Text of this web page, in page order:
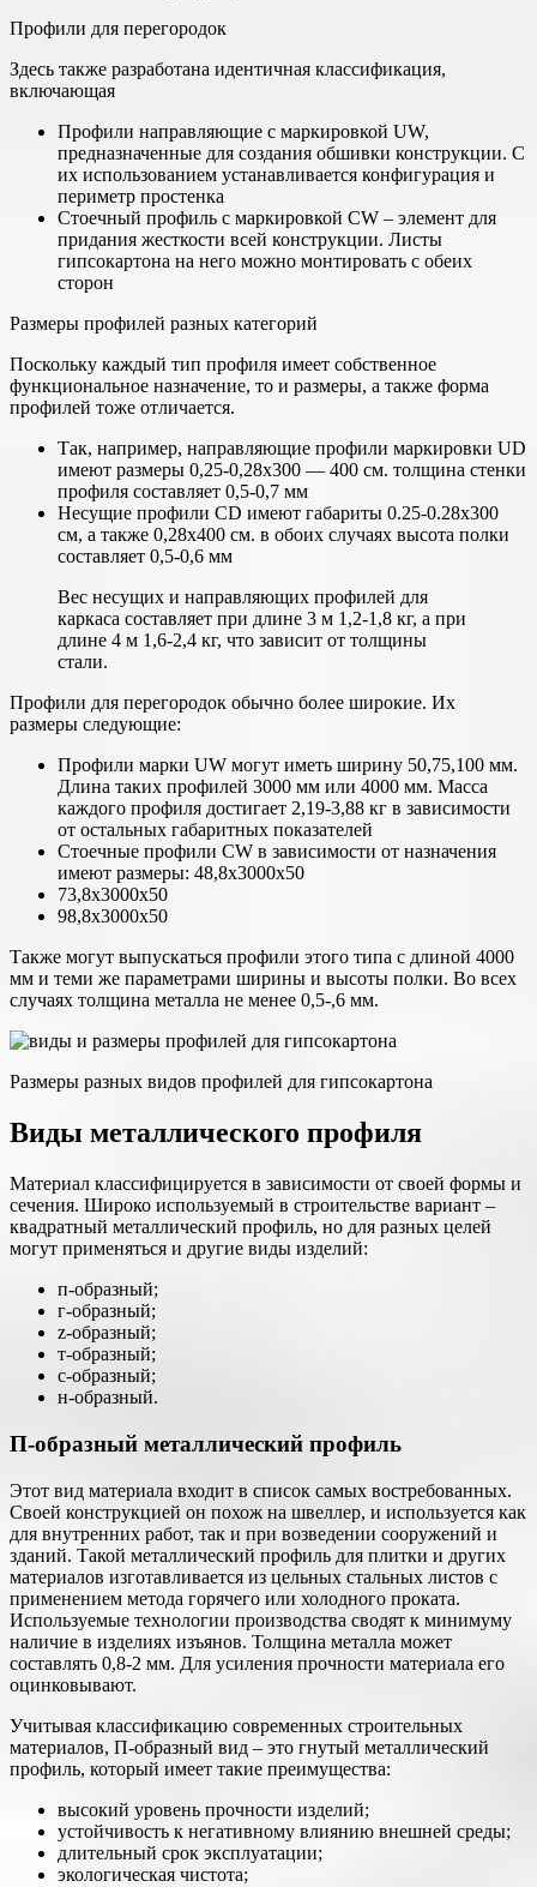
Профили для перегородок
Здесь также разработана идентичная классификация,
включающая
Профили направляющие с маркировкой UW,
предназначенные для создания обшивки конструкции. С
их использованием устанавливается конфигурация и
периметр простенка
Стоечный профиль с маркировкой CW – элемент для
придания жесткости всей конструкции. Листы
гипсокартона на него можно монтировать с обеих
сторон
Размеры профилей разных категорий
Поскольку каждый тип профиля имеет собственное
функциональное назначение, то и размеры, а также форма
профилей тоже отличается.
Так, например, направляющие профили маркировки UD
имеют размеры 0,25-0,28х300 — 400 см. толщина стенки
профиля составляет 0,5-0,7 мм
Несущие профили CD имеют габариты 0.25-0.28х300
см, а также 0,28х400 см. в обоих случаях высота полки
составляет 0,5-0,6 мм
Вес несущих и направляющих профилей для
каркаса составляет при длине 3 м 1,2-1,8 кг, а при
длине 4 м 1,6-2,4 кг, что зависит от толщины
стали.
Профили для перегородок обычно более широкие. Их
размеры следующие:
Профили марки UW могут иметь ширину 50,75,100 мм.
Длина таких профилей 3000 мм или 4000 мм. Масса
каждого профиля достигает 2,19-3,88 кг в зависимости
от остальных габаритных показателей
Стоечные профили CW в зависимости от назначения
имеют размеры: 48,8х3000х50
73,8х3000х50
98,8х3000х50
Также могут выпускаться профили этого типа с длиной 4000
мм и теми же параметрами ширины и высоты полки. Во всех
случаях толщина металла не менее 0,5-,6 мм.
Размеры разных видов профилей для гипсокартона
Виды металлического профиля
Материал классифицируется в зависимости от своей формы и
сечения. Широко используемый в строительстве вариант –
квадратный металлический профиль, но для разных целей
могут применяться и другие виды изделий:
п-образный;
г-образный;
z-образный;
т-образный;
с-образный;
н-образный.
П-образный металлический профиль
Этот вид материала входит в список самых востребованных.
Своей конструкцией он похож на швеллер, и используется как
для внутренних работ, так и при возведении сооружений и
зданий. Такой металлический профиль для плитки и других
материалов изготавливается из цельных стальных листов с
применением метода горячего или холодного проката.
Используемые технологии производства сводят к минимуму
наличие в изделиях изъянов. Толщина металла может
составлять 0,8-2 мм. Для усиления прочности материала его
оцинковывают.
Учитывая классификацию современных строительных
материалов, П-образный вид – это гнутый металлический
профиль, который имеет такие преимущества:
высокий уровень прочности изделий;
устойчивость к негативному влиянию внешней среды;
длительный срок эксплуатации;
экологическая чистота;